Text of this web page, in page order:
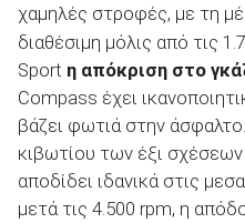
χαμηλές στροφές, με τη
διαθέσιμη μόλις από τις
Sport η απόκριση στο
Compass έχει
βάζει φωτιά στην
κιβωτίου των έξι
αποδίδει ιδανικά στις
μετά τις 4.500 rpm, η